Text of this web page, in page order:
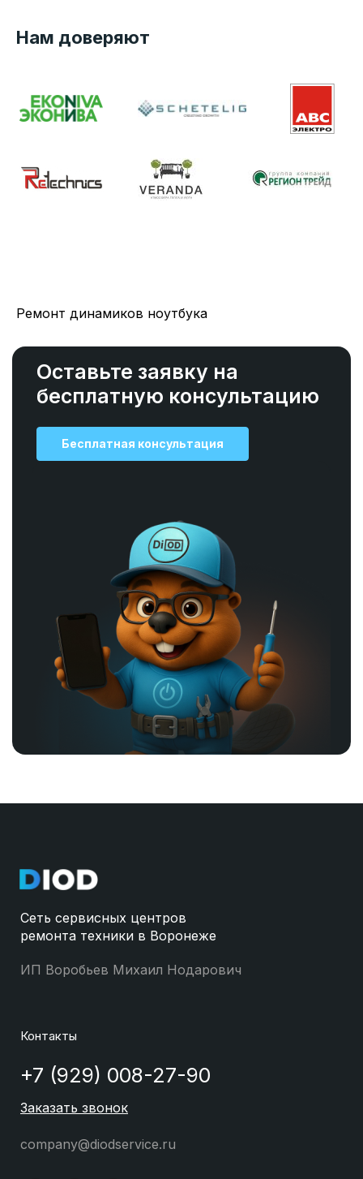
Нам доверяют
Ремонт динамиков ноутбука
Оставьте заявку на
бесплатную консультацию
Бесплатная консультация
Сеть сервисных центров
ремонта техники в Воронеже
ИП Воробьев Михаил Нодарович
Контакты
+7 (929) 008-27-90
Заказать звонок
company@diodservice.ru